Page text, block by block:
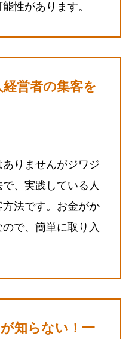
性があります。
営者の集客を
りませんがジワジ
、実践している人
法です。お金がか
で、簡単に取り入
知らない！一